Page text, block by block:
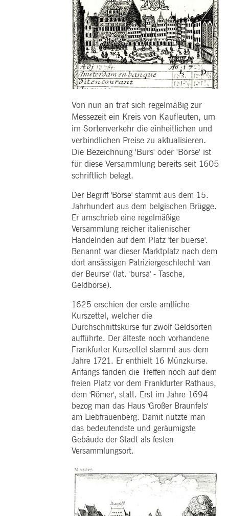
Von nun an traf sich regelmäßig zur
Messezeit ein Kreis von Kaufleuten, um
im Sortenverkehr die einheitlichen und
verbindlichen Preise zu aktualisieren.
Die Bezeichnung 'Burs' oder 'Börse' ist
für diese Versammlung bereits seit 1605
schriftlich belegt.
Der Begriff 'Börse' stammt aus dem 15.
Jahrhundert aus dem belgischen Brügge.
Er umschrieb eine regelmäßige
Versammlung reicher italienischer
Handelnden auf dem Platz 'ter buerse'.
Benannt war dieser Marktplatz nach dem
dort ansässigen Patriziergeschlecht 'van
der Beurse' (lat. 'bursa' - Tasche,
Geldbörse).
1625 erschien der erste amtliche
Kurszettel, welcher die
Durchschnittskurse für zwölf Geldsorten
aufführte. Der älteste noch vorhandene
Frankfurter Kurszettel stammt aus dem
Jahre 1721. Er enthielt 16 Münzkurse.
Anfangs fanden die Treffen noch auf dem
freien Platz vor dem Frankfurter Rathaus,
dem 'Römer', statt. Erst im Jahre 1694
bezog man das Haus 'Großer Braunfels'
am Liebfrauenberg. Damit nutzte man
das bedeutendste und geräumigste
Gebäude der Stadt als festen
Versammlungsort.
Minuten
58
Sekunden
Webanalyseplattform von Piwik verknüpft. Es
wird verwendet, um Website-Eigentümern
dabei zu helfen, das Besucherverhalten zu
verfolgen und die Leistung der Website zu
messen. Es handelt sich um ein Muster-
Cookie, bei dem auf das Präfix _pk_ses eine
kurze Reihe von Zahlen und Buchstaben folgt,
von denen angenommen wird, dass sie ein
Referenzcode für die Domäne sind, die das
Cookie setzt.